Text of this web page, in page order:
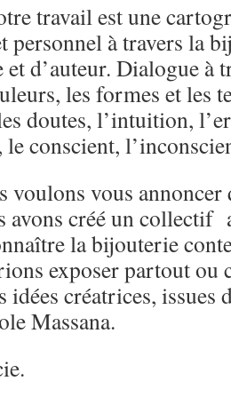
travail est une
personnel à travers la
d’auteur. Dialogue à
les formes et les
doutes, l’intuition,
conscient,
voulons vous annoncer
avons créé un collectif
la bijouterie
exposer partout ou
idées créatrices, issues
Massana.